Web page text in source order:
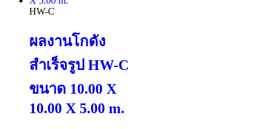
HW-C
ผลงานโกดัง
สำเร็จรูป HW-C
ขนาด 10.00 X
10.00 X 5.00 m.